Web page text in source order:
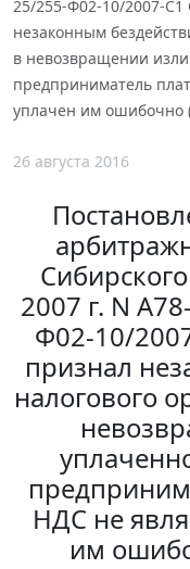
25/255-Ф02-10/2007-
незаконным
в невозвращении
предприниматель
уплачен им ошибочно
26 августа 2016
2007 г. N
Ф02-10/
признал
налогового
НДС не
им